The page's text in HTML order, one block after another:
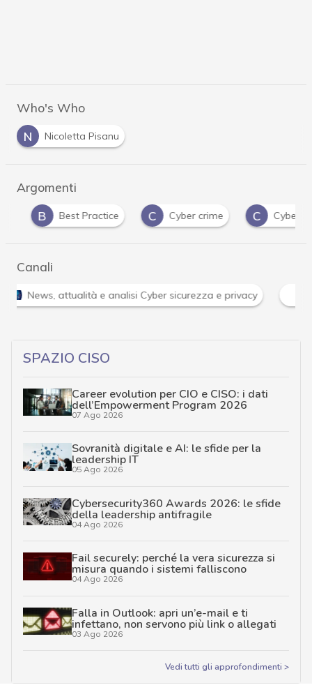
Who's Who
N
Nicoletta Pisanu
Argomenti
B
Best Practice C Cyber crime C Cyber
Canali
News, attualità e analisi Cyber sicurezza e privacy
SPAZIO CISO
Career evolution per CIO e CISO: i dati
dell’Empowerment Program 2026
07 Ago 2026
Sovranità digitale e AI: le sfide per la
leadership IT
05 Ago 2026
Cybersecurity360 Awards 2026: le sfide
della leadership antifragile
04 Ago 2026
Fail securely: perché la vera sicurezza si
misura quando i sistemi falliscono
04 Ago 2026
Falla in Outlook: apri un’e-mail e ti
infettano, non servono più link o allegati
03 Ago 2026
Vedi tutti gli approfondimenti >